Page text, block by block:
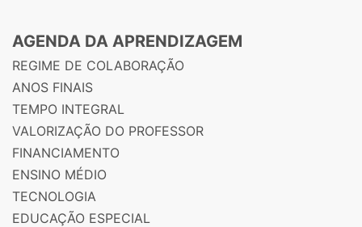
AGENDA DA APRENDIZAGEM
REGIME DE COLABORAÇÃO
ANOS FINAIS
TEMPO INTEGRAL
VALORIZAÇÃO DO PROFESSOR
FINANCIAMENTO
ENSINO MÉDIO
TECNOLOGIA
EDUCAÇÃO ESPECIAL